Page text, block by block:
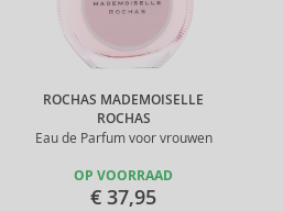
ROCHAS MADEMOISELLE
ROCHAS
Eau de Parfum voor vrouwen
OP VOORRAAD
€ 37,95